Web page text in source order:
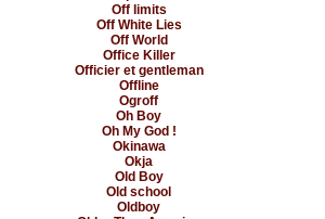
Off limits
Off White Lies
Off World
Office Killer
Officier et gentleman
Offline
Ogroff
Oh Boy
Oh My God !
Okinawa
Okja
Old Boy
Old school
Oldboy